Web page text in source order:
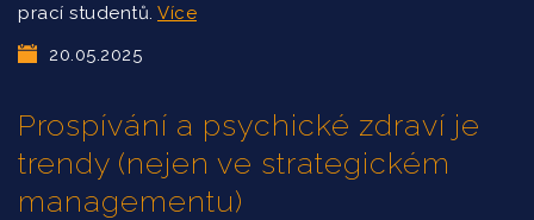
prací studentů. Více
20.05.2025
Prospívání a psychické zdraví je
trendy (nejen ve strategickém
managementu)